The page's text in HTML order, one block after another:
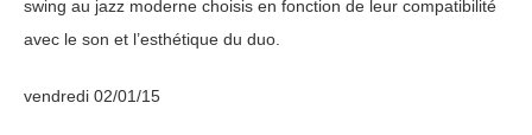
swing au jazz moderne choisis en fonction de leur compatibilité
avec le son et l’esthétique du duo.
vendredi 02/01/15